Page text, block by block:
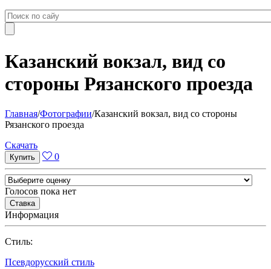
Казанский вокзал, вид со
стороны Рязанского проезда
Главная/Фотографии/Казанский вокзал, вид со стороны
Рязанского проезда
Cкачать
0
Голосов пока нет
Информация
Cтиль:
Псевдорусский стиль